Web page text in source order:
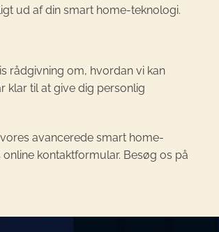
ud af din smart home-teknologi.
rådgivning om, hvordan vi kan
klar til at give dig personlig
avancerede smart home-
kontaktformular. Besøg os på